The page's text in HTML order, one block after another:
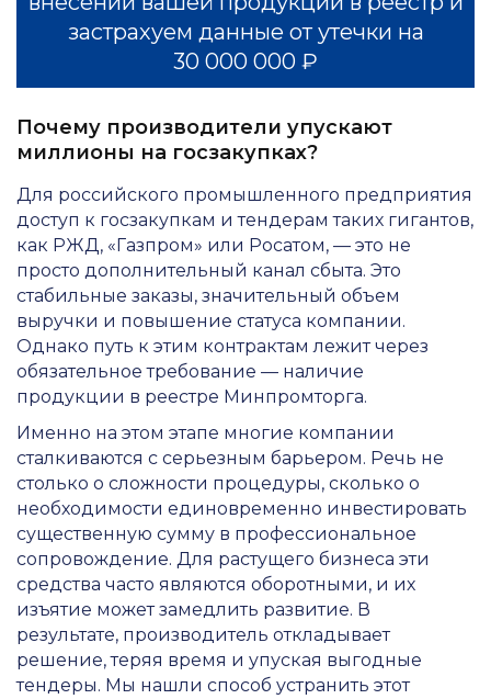
застрахуем данные от утечки на
30 000 000 ₽
Почему производители упускают
миллионы на госзакупках?
Для российского промышленного предприятия
доступ к госзакупкам и тендерам таких гигантов,
как РЖД, «Газпром» или Росатом, — это не
просто дополнительный канал сбыта. Это
стабильные заказы, значительный объем
выручки и повышение статуса компании.
Однако путь к этим контрактам лежит через
обязательное требование — наличие
продукции в реестре Минпромторга.
Именно на этом этапе многие компании
сталкиваются с серьезным барьером. Речь не
столько о сложности процедуры, сколько о
необходимости единовременно инвестировать
существенную сумму в профессиональное
сопровождение. Для растущего бизнеса эти
средства часто являются оборотными, и их
изъятие может замедлить развитие. В
результате, производитель откладывает
решение, теряя время и упуская выгодные
тендеры. Мы нашли способ устранить этот